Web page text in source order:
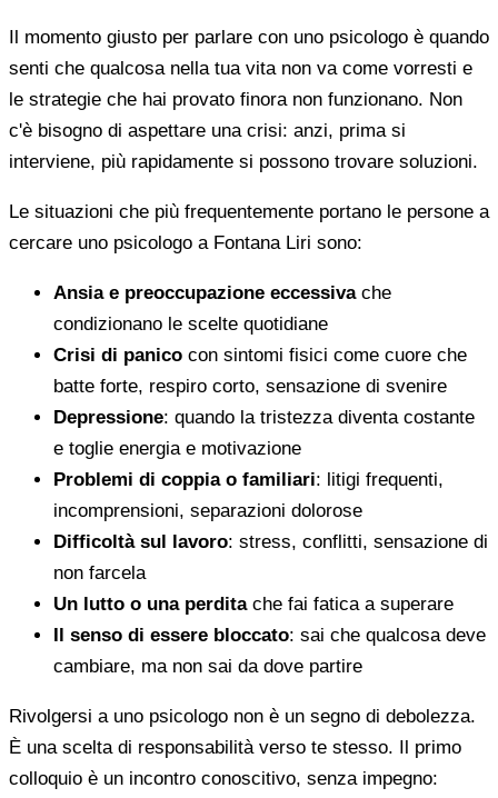
Il momento giusto per parlare con uno psicologo è quando
senti che qualcosa nella tua vita non va come vorresti e
le strategie che hai provato finora non funzionano. Non
c'è bisogno di aspettare una crisi: anzi, prima si
interviene, più rapidamente si possono trovare soluzioni.
Le situazioni che più frequentemente portano le persone a
cercare uno psicologo a Fontana Liri sono:
Ansia e preoccupazione eccessivache
condizionano le scelte quotidiane
Crisi di panico con sintomi fisici come cuore che
batte forte, respiro corto, sensazione di svenire
Depressione: quando la tristezza diventa costante
e toglie energia e motivazione
Problemi di coppia o familiari: litigi frequenti,
incomprensioni, separazioni dolorose
Difficoltà sul lavoro: stress, conflitti, sensazione di
non farcela
Un lutto o una perditache fai fatica a superare
Il senso di essere bloccato: sai che qualcosa deve
cambiare, ma non sai da dove partire
Rivolgersi a uno psicologo non è un segno di debolezza.
È una scelta di responsabilità verso te stesso. Il primo
colloquio è un incontro conoscitivo, senza impegno: